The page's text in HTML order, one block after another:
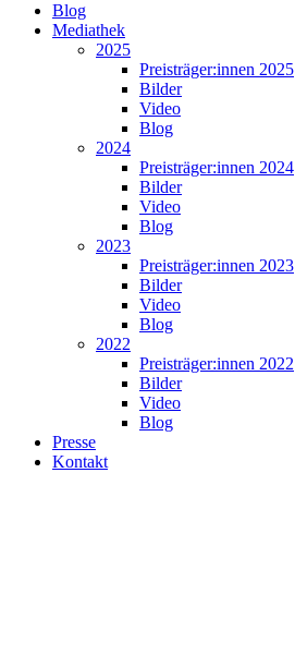
Blog
Mediathek
2025
Preisträger:innen 2025
Bilder
Video
Blog
2024
Preisträger:innen 2024
Bilder
Video
Blog
2023
Preisträger:innen 2023
Bilder
Video
Blog
2022
Preisträger:innen 2022
Bilder
Video
Blog
Presse
Kontakt